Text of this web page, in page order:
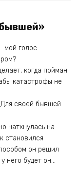
мой голос
когда пойман
катастрофы не
своей бывшей.
наткнулась на
становился
он решил
него будет он…